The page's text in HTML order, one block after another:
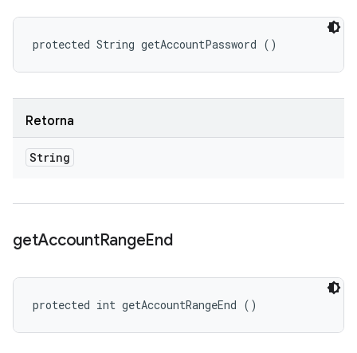
protected String getAccountPassword ()
Retorna
String
getAccountRangeEnd
protected int getAccountRangeEnd ()